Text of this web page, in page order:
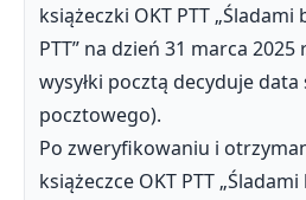
książeczki OKT PTT
PTT” na dzień 31 marca
wysyłki pocztą decyduje
pocztowego).
Po zweryfikowaniu i
książeczce OKT PTT